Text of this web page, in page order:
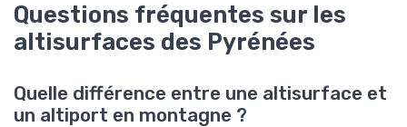
Questions fréquentes sur les
altisurfaces des Pyrénées
Quelle différence entre une altisurface et
un altiport en montagne ?